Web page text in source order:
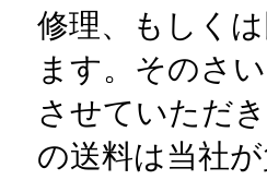
修理、もしく
ます。そのさ
させていただ
の送料は当社